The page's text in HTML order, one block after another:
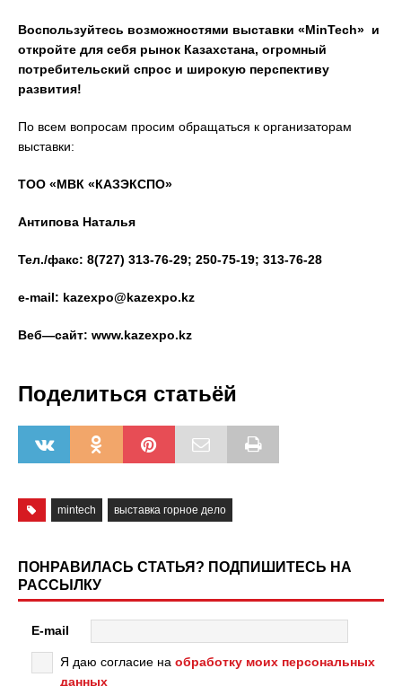
Воспользуйтесь возможностями выставки «MinTech» и
откройте для себя рынок Казахстана, огромный
потребительский спрос и широкую перспективу
развития!
По всем вопросам просим обращаться к организаторам
выставки:
ТОО «МВК «КАЗЭКСПО»
Антипова Наталья
Тел./факс: 8(727) 313-76-29; 250-75-19; 313-76-28
e-mail: kazexpo@kazexpo.kz
Веб—сайт: www.kazexpo.kz
Поделиться статьёй
mintech выставка горное дело
ПОНРАВИЛАСЬ СТАТЬЯ? ПОДПИШИТЕСЬ НА
РАССЫЛКУ
E-mail
Я даю согласие на обработку моих персональных
данных